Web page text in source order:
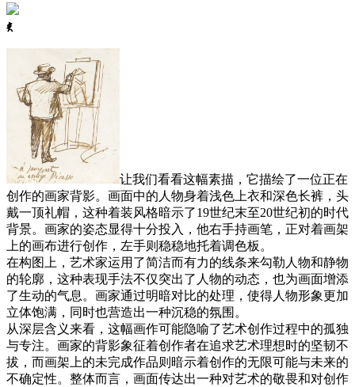
ꈅ
让我们看看这幅素描，它描绘了一位正在
创作的画家背影。画面中的人物身着浅色上衣和深色长裤，头
戴一顶礼帽，这种着装风格暗示了19世纪末至20世纪初的时代
背景。画家的姿态显得十分投入，他右手持画笔，正对着画架
上的画布进行创作，左手则稳稳地托着调色板。
在构图上，艺术家运用了简洁而有力的线条来勾勒人物和静物
的轮廓，这种表现手法不仅突出了人物的动态，也为画面增添
了生动的气息。画家通过明暗对比的处理，使得人物形象更加
立体饱满，同时也营造出一种沉稳的氛围。
从深层含义来看，这幅画作可能隐喻了艺术创作过程中的孤独
与专注。画家的背影象征着创作者在追求艺术理想时的坚韧不
拔，而画架上的未完成作品则暗示着创作的无限可能与未来的
不确定性。整体而言，画面传达出一种对艺术的敬畏和对创作